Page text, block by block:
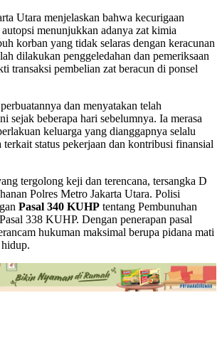
Utara menjelaskan bahwa kecurigaan
menunjukkan adanya zat kimia
korban yang tidak selaras dengan keracunan
dilakukan penggeledahan dan pemeriksaan
transaksi pembelian zat beracun di ponsel
dan menyatakan telah
sejak beberapa hari sebelumnya. Ia merasa
keluarga yang dianggapnya selalu
status pekerjaan dan kontribusi finansial
tergolong keji dan terencana, tersangka D
Polres Metro Jakarta Utara. Polisi
Pasal 340 KUHP tentang Pembunuhan
338 KUHP. Dengan penerapan pasal
hukuman maksimal berupa pidana mati